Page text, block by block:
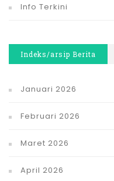
Info Terkini
Indeks/arsip Berita
Januari 2026
Februari 2026
Maret 2026
April 2026